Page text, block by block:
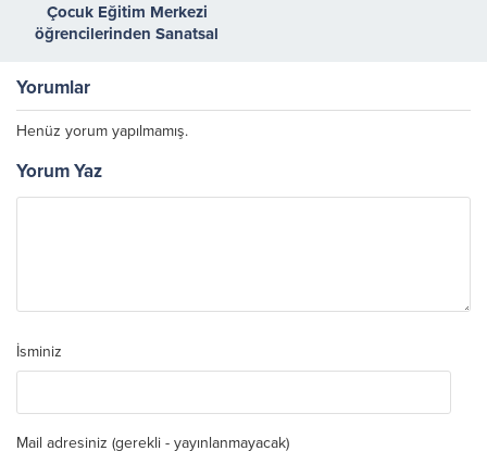
Çocuk Eğitim Merkezi
öğrencilerinden Sanatsal
Yorumlar
Henüz yorum yapılmamış.
Yorum Yaz
İsminiz
Mail adresiniz (gerekli - yayınlanmayacak)